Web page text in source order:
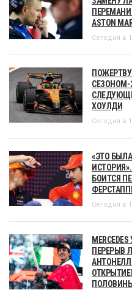
ASTON
Сегодня в
СЕЗОНОМ-
ХОУЛДИ
Сегодня в
«ЭТО
БОИТСЯ
Сегодня в
ПЕРЕРЫВ